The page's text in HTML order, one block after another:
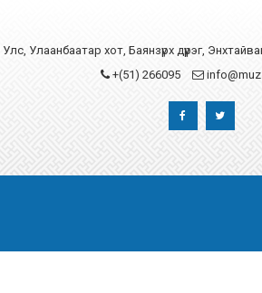
Улаанбаатар хот, Баянзүрх дүүрэг,
+(51) 266095